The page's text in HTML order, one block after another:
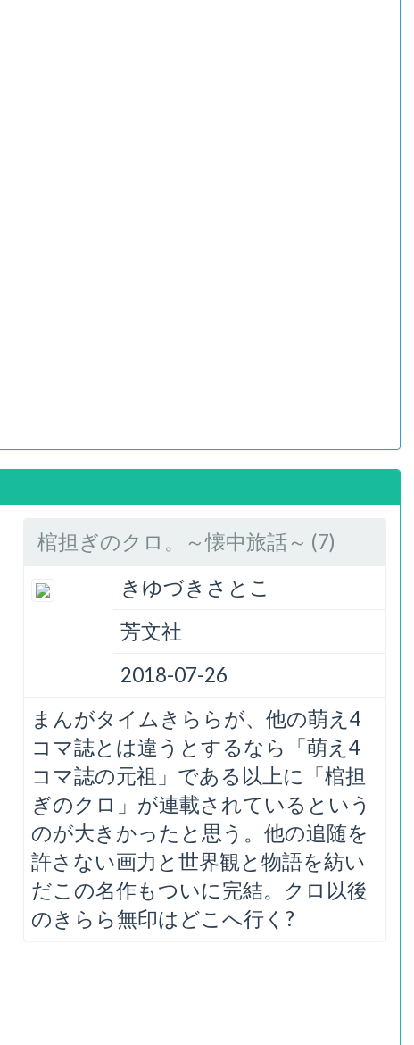
棺担ぎのクロ。～懐中旅話～ (7)
きゆづきさとこ
芳文社
2018-07-26
まんがタイムきららが、他の萌え4
コマ誌とは違うとするなら「萌え4
コマ誌の元祖」である以上に「棺担
ぎのクロ」が連載されているという
のが大きかったと思う。他の追随を
許さない画力と世界観と物語を紡い
だこの名作もついに完結。クロ以後
のきらら無印はどこへ行く?